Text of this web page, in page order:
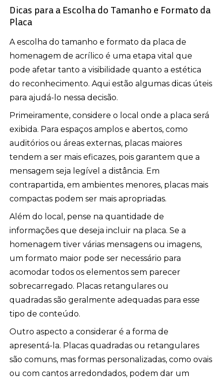
Dicas para a Escolha do Tamanho e Formato da
Placa
A escolha do tamanho e formato da placa de
homenagem de acrílico é uma etapa vital que
pode afetar tanto a visibilidade quanto a estética
do reconhecimento. Aqui estão algumas dicas úteis
para ajudá-lo nessa decisão.
Primeiramente, considere o local onde a placa será
exibida. Para espaços amplos e abertos, como
auditórios ou áreas externas, placas maiores
tendem a ser mais eficazes, pois garantem que a
mensagem seja legível a distância. Em
contrapartida, em ambientes menores, placas mais
compactas podem ser mais apropriadas.
Além do local, pense na quantidade de
informações que deseja incluir na placa. Se a
homenagem tiver várias mensagens ou imagens,
um formato maior pode ser necessário para
acomodar todos os elementos sem parecer
sobrecarregado. Placas retangulares ou
quadradas são geralmente adequadas para esse
tipo de conteúdo.
Outro aspecto a considerar é a forma de
apresentá-la. Placas quadradas ou retangulares
são comuns, mas formas personalizadas, como ovais
ou com cantos arredondados, podem dar um